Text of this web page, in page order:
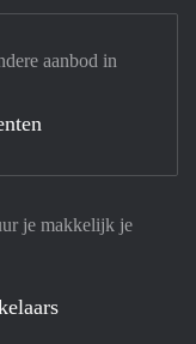
je makkelijk je
aanbod in